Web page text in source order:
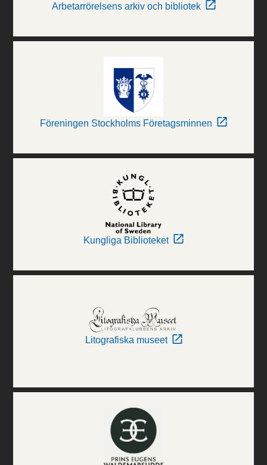
Arbetarrörelsens arkiv och bibliotek
Föreningen Stockholms Företagsminnen
Kungliga Biblioteket
Litografiska museet